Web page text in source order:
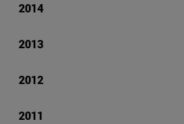
2014
2013
2012
2011